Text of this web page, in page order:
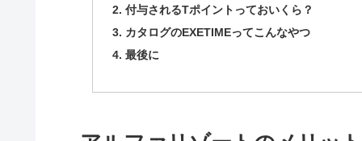
付与されるTポイントっておいくら？
カタログのEXETIMEってこんなやつ
最後に